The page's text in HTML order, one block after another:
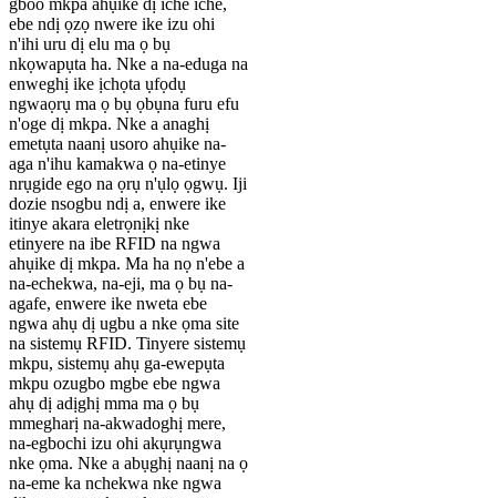
ebe ndị ọzọ nwere ike izu ohi
n'ihi uru dị elu ma ọ bụ
nkọwapụta ha. Nke a na-eduga na
enweghị ike ịchọta ụfọdụ
ngwaọrụ ma ọ bụ ọbụna furu efu
n'oge dị mkpa. Nke a anaghị
emetụta naanị usoro ahụike na-
aga n'ihu kamakwa ọ na-etinye
nrụgide ego na ọrụ n'ụlọ ọgwụ. Iji
dozie nsogbu ndị a, enwere ike
itinye akara eletrọnịkị nke
etinyere na ibe RFID na ngwa
ahụike dị mkpa. Ma ha nọ n'ebe a
na-echekwa, na-eji, ma ọ bụ na-
agafe, enwere ike nweta ebe
ngwa ahụ dị ugbu a nke ọma site
na sistemụ RFID. Tinyere sistemụ
mkpu, sistemụ ahụ ga-ewepụta
mkpu ozugbo mgbe ebe ngwa
ahụ dị adịghị mma ma ọ bụ
mmegharị na-akwadoghị mere,
na-egbochi izu ohi akụrụngwa
nke ọma. Nke a abụghị naanị na ọ
na-eme ka nchekwa nke ngwa